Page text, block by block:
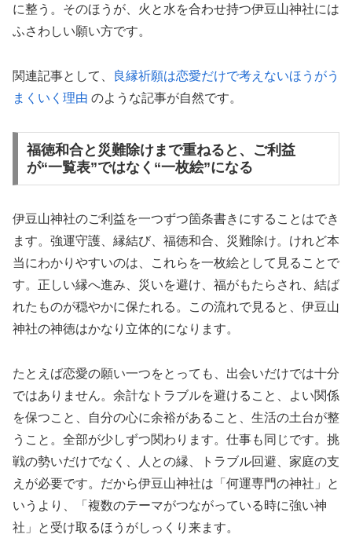
に整う。そのほうが、火と水を合わせ持つ伊豆山神社には
ふさわしい願い方です。
関連記事として、
良縁祈願は恋愛だけで考えないほうがう
まくいく理由 のような記事が自然です。
福徳和合と災難除けまで重ねると、ご利益
が“一覧表”ではなく“一枚絵”になる
伊豆山神社のご利益を一つずつ箇条書きにすることはでき
ます。強運守護、縁結び、福徳和合、災難除け。けれど本
当にわかりやすいのは、これらを一枚絵として見ることで
す。正しい縁へ進み、災いを避け、福がもたらされ、結ば
れたものが穏やかに保たれる。この流れで見ると、伊豆山
神社の神徳はかなり立体的になります。
たとえば恋愛の願い一つをとっても、出会いだけでは十分
ではありません。余計なトラブルを避けること、よい関係
を保つこと、自分の心に余裕があること、生活の土台が整
うこと。全部が少しずつ関わります。仕事も同じです。挑
戦の勢いだけでなく、人との縁、トラブル回避、家庭の支
えが必要です。だから伊豆山神社は「何運専門の神社」と
いうより、「複数のテーマがつながっている時に強い神
社」と受け取るほうがしっくり来ます。